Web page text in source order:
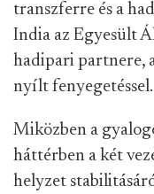
transzferre és a
India az Egyesült
hadipari partnere,
nyílt fenyegetéssel.
Miközben a
háttérben a két
helyzet